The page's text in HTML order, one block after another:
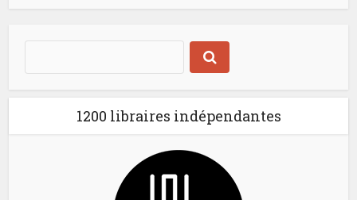
1200 libraires indépendantes